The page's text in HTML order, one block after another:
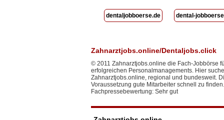
dentaljobboerse.de dental-
Zahnarztjobs.online/Dentaljobs.click
© 2011 Zahnarztjobs.online die Fach-Jobbörse
erfolgreichen Personalmanagements. Hier
Zahnarztjobs.online, regional und bundesweit.
Voraussetzung gute Mitarbeiter schnell zu
Fachpressebewertung: Sehr gut